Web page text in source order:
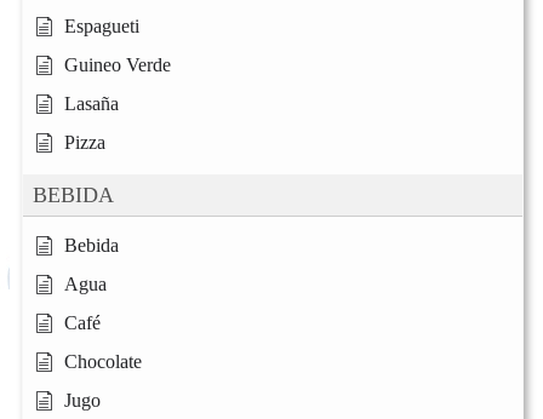
Espagueti
Guineo Verde
Lasaña
Pizza
BEBIDA
Bebida
Agua
Café
Chocolate
Jugo